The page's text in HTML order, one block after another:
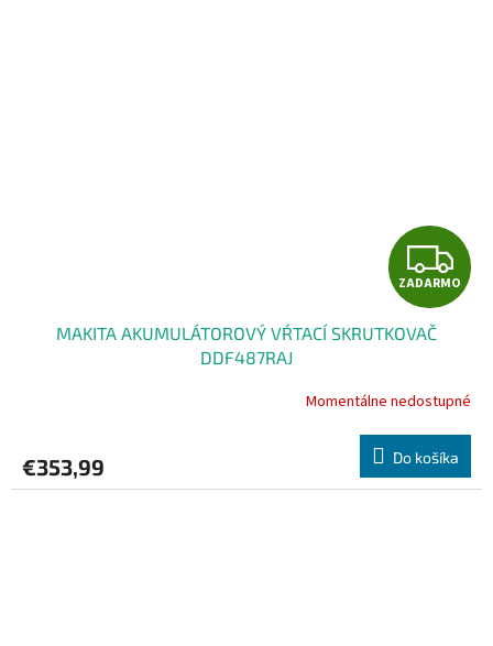
Z
A
A
R
M
ZADARMO
MAKITA AKUMULÁTOROVÝ VŔTACÍ SKRUTKOVAČ
DDF487RAJ
Momentálne nedostupné
€353,99 Do košíka